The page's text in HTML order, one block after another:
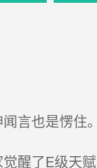
言也是愣住。
醒了E级天